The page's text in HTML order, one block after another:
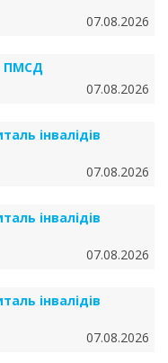
07.08.2026
ПМСД
07.08.2026
інвалідів
07.08.2026
інвалідів
07.08.2026
інвалідів
07.08.2026